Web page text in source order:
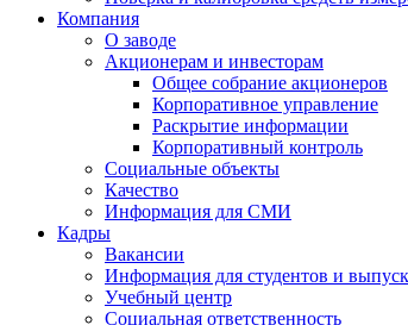
Компания
О заводе
Акционерам и инвесторам
Общее собрание акционеров
Корпоративное управление
Раскрытие информации
Корпоративный контроль
Социальные объекты
Качество
Информация для СМИ
Кадры
Вакансии
Информация для студентов и
Учебный центр
Социальная ответственность